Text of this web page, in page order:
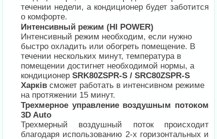
течении недели, а кондиционер будет заботится
о комфорте.
Интенсивный режим (HI POWER)
Интенсивный режим необходим, если нужно
быстро охладить или обогреть помещение. В
течении нескольких минут, температура в
помещении достигнет необходимой нормы, а
кондиционерSRK80ZSPR-S / SRC80ZSPR-S
Харків сможет работать в интенсивном режиме
на протяжении 15 минут.
Трехмерное управление воздушным потоком
3D Auto
Трехмерный воздушный поток происходит
благодаря использованию 2-х горизонтальных и